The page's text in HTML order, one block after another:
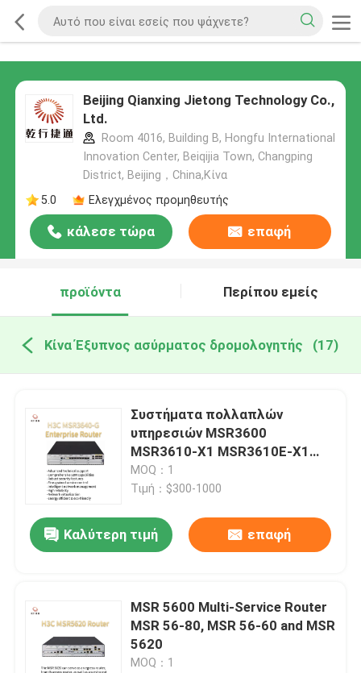
Beijing Qianxing Jietong Technology Co.,
Ltd.
Room 4016, Building B, Hongfu International
Innovation Center, Beiqijia Town, Changping
District, Beijing，China,Κίνα
5.0
Ελεγχμένος προμηθευτής
κάλεσε τώρα επαφή
προϊόντα Περίπου εμείς
Κίνα Έξυπνος ασύρματος δρομολογητής (17)
Συστήματα πολλαπλών
υπηρεσιών MSR3600
MSR3610-X1 MSR3610E-X1
MSR3640-X1-HI MSR3640-X1
MSR3640-G MSR3600-51-G
MOQ：1
Τιμή：$300-1000
Καλύτερη τιμή επαφή
MSR 5600 Multi-Service Router
MSR 56-80, MSR 56-60 and MSR
5620
MOQ：1